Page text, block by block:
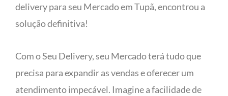
delivery para seu Mercado em Tupã, encontrou a
solução definitiva!
Com o Seu Delivery, seu Mercado terá tudo que
precisa para expandir as vendas e oferecer um
atendimento impecável. Imagine a facilidade de